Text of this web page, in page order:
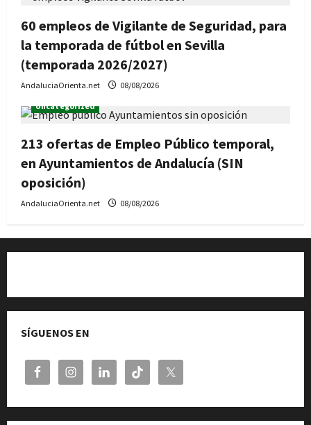
60 empleos de Vigilante de Seguridad, para
la temporada de fútbol en Sevilla
(temporada 2026/2027)
AndaluciaOrienta.net
08/08/2026
Uncategorized
213 ofertas de Empleo Público temporal,
en Ayuntamientos de Andalucía (SIN
oposición)
AndaluciaOrienta.net 08/08/2026
SÍGUENOS EN